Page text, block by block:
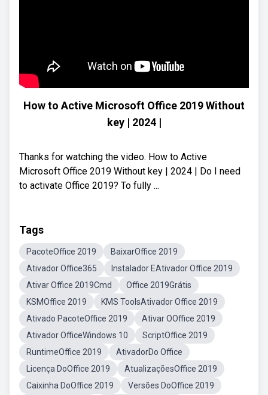
How to Active Microsoft Office 2019 Without
key | 2024 |
Thanks for watching the video. How to Active
Microsoft Office 2019 Without key | 2024 | Do I need
to activate Office 2019? To fully ...
Tags
PacoteOffice 2019
BaixarOffice 2019
Ativador Office365
Instalador EAtivador Office 2019
Ativar Office 2019Cmd
Office 2019Grátis
KSMOffice 2019
KMS ToolsAtivador Office 2019
Ativado PacoteOffice 2019
Ativar OOffice 2019
Ativador OfficeWindows 10
ScriptOffice 2019
RuntimeOffice 2019
AtivadorDo Office
Licença DoOffice 2019
AtualizaçõesOffice 2019
Caixinha DoOffice 2019
Versões DoOffice 2019